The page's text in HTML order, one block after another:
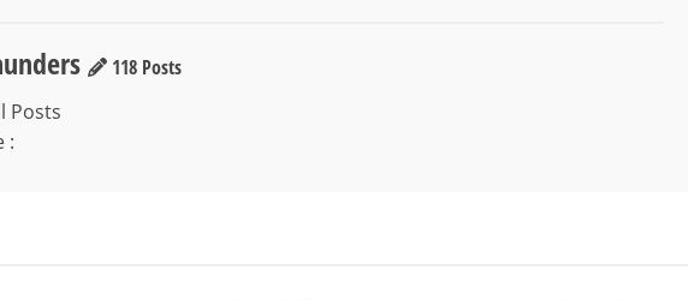
118 Posts
Posts
: